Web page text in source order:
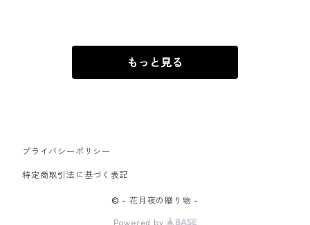
もっと見る
プライバシーポリシー
特定商取引法に基づく表記
© - 花月夜の贈り物 -
Powered by